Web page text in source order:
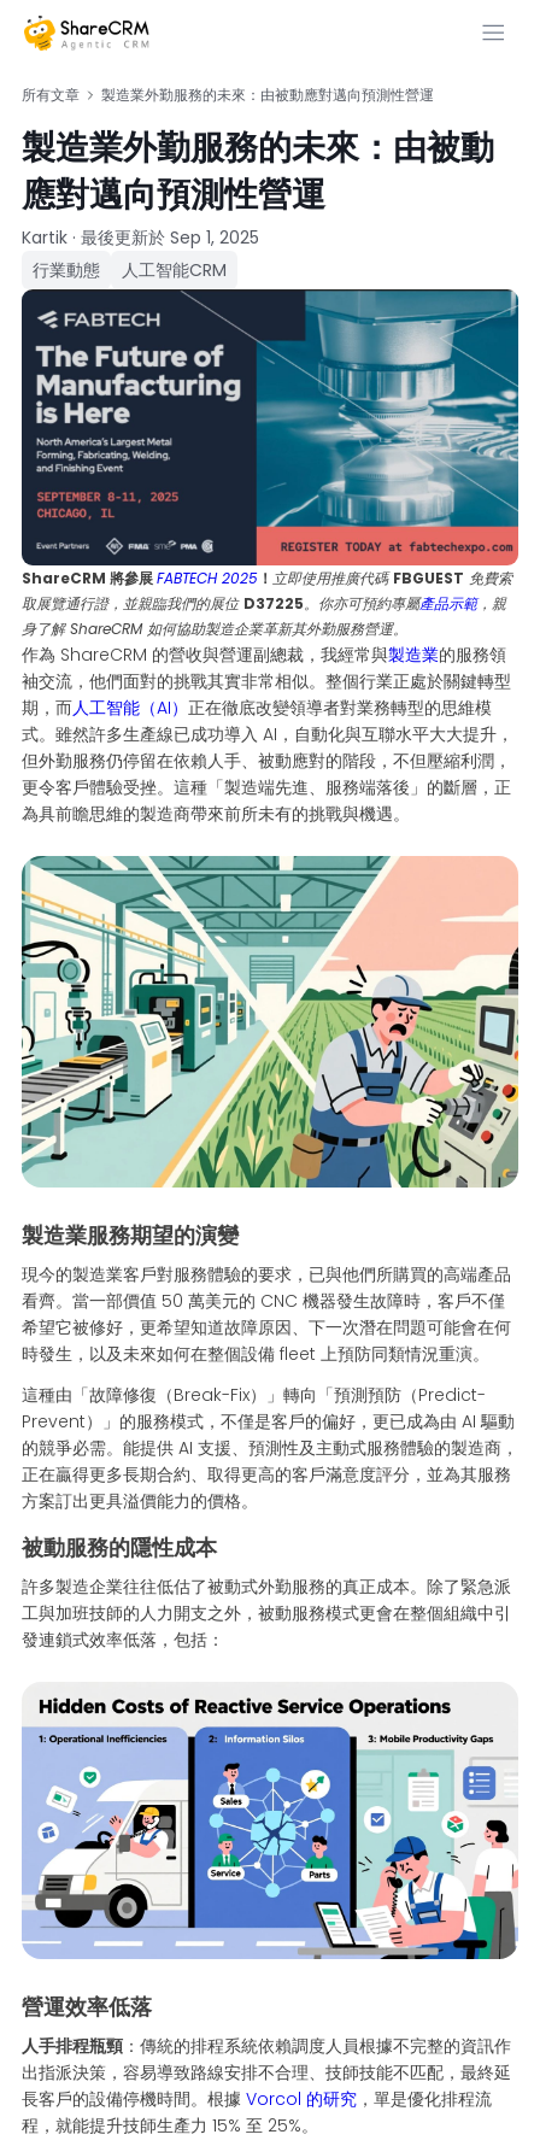
所有文章 製造業外勤服務的未來：由被動應對邁向預測性營運
製造業外勤服務的未來：由被動
應對邁向預測性營運
Kartik · 最後更新於 Sep 1, 2025
行業動態
人工智能CRM
ShareCRM 將參展FABTECH 2025 ！ 立即使用推廣代碼FBGUEST 免費索
取展覽通行證，並親臨我們的展位 D37225。你亦可預約專屬產品示範，親
身了解 ShareCRM 如何協助製造企業革新其外勤服務營運。
作為 ShareCRM 的營收與營運副總裁，我經常與製造業的服務領
袖交流，他們面對的挑戰其實非常相似。整個行業正處於關鍵轉型
期，而人工智能（AI） 正在徹底改變領導者對業務轉型的思維模
式。雖然許多生產線已成功導入 AI，自動化與互聯水平大大提升，
但外勤服務仍停留在依賴人手、被動應對的階段，不但壓縮利潤，
更令客戶體驗受挫。這種「製造端先進、服務端落後」的斷層，正
為具前瞻思維的製造商帶來前所未有的挑戰與機遇。
製造業服務期望的演變
現今的製造業客戶對服務體驗的要求，已與他們所購買的高端產品
看齊。當一部價值 50 萬美元的 CNC 機器發生故障時，客戶不僅
希望它被修好，更希望知道故障原因、下一次潛在問題可能會在何
時發生，以及未來如何在整個設備 fleet 上預防同類情況重演。
這種由「故障修復（Break-Fix）」轉向「預測預防（Predict-
Prevent）」的服務模式，不僅是客戶的偏好，更已成為由 AI 驅動
的競爭必需。能提供 AI 支援、預測性及主動式服務體驗的製造商，
正在贏得更多長期合約、取得更高的客戶滿意度評分，並為其服務
方案訂出更具溢價能力的價格。
被動服務的隱性成本
許多製造企業往往低估了被動式外勤服務的真正成本。除了緊急派
工與加班技師的人力開支之外，被動服務模式更會在整個組織中引
發連鎖式效率低落，包括：
營運效率低落
人手排程瓶頸 ：傳統的排程系統依賴調度人員根據不完整的資訊作
出指派決策，容易導致路線安排不合理、技師技能不匹配，最終延
長客戶的設備停機時間。根據 Vorcol 的研究 ，單是優化排程流
程，就能提升技師生產力 15% 至 25%。